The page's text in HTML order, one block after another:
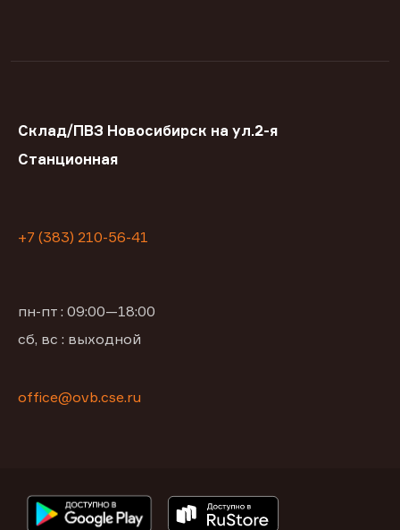
Склад/ПВЗ Новосибирск на ул.2-я
Станционная
+7 (383) 210-56-41
пн-пт : 09:00—18:00
сб, вс : выходной
office@ovb.cse.ru